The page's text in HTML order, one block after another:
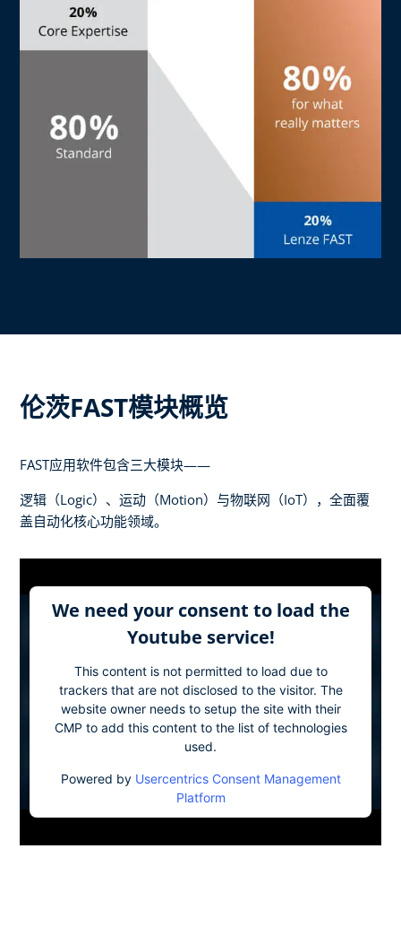
伦茨FAST模块概览
FAST应用软件包含三大模块——
逻辑（Logic）、运动（Motion）与物联网（IoT），全面覆
盖自动化核心功能领域。
We need your consent to load the
Youtube service!
This content is not permitted to load due to
trackers that are not disclosed to the visitor. The
website owner needs to setup the site with their
CMP to add this content to the list of technologies
used.
Powered by Usercentrics Consent Management
Platform